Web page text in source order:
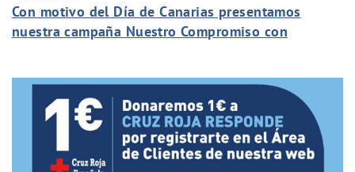
Con motivo del Día de Canarias presentamos
nuestra campaña Nuestro Compromiso con